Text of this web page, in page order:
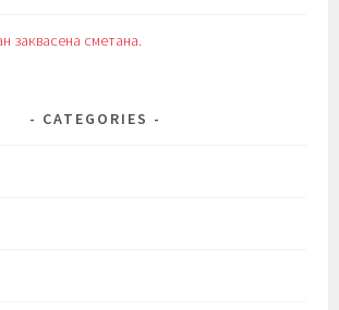
заквасена сметана.
CATEGORIES